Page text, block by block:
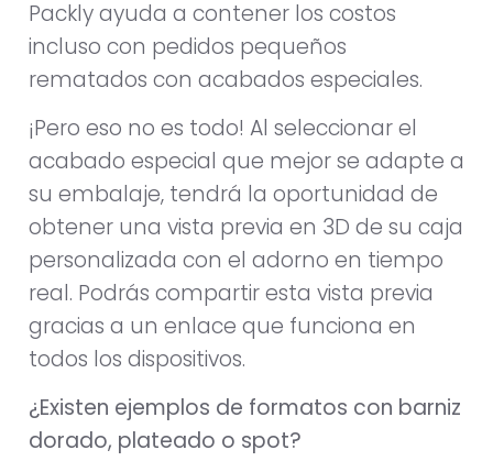
Packly ayuda a contener los costos
incluso con pedidos pequeños
rematados con acabados especiales.
¡Pero eso no es todo! Al seleccionar el
acabado especial que mejor se adapte a
su embalaje, tendrá la oportunidad de
obtener una vista previa en 3D de su caja
personalizada con el adorno en tiempo
real. Podrás compartir esta vista previa
gracias a un enlace que funciona en
todos los dispositivos.
¿Existen ejemplos de formatos con barniz
dorado, plateado o spot?